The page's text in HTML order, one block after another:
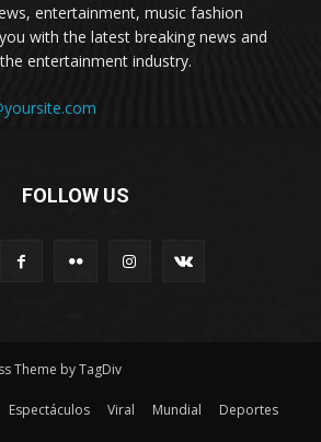
entertainment, music fashion
with the latest breaking news and
entertainment industry.
FOLLOW US
Theme by TagDiv
Espectáculos Viral Mundial
Deportes